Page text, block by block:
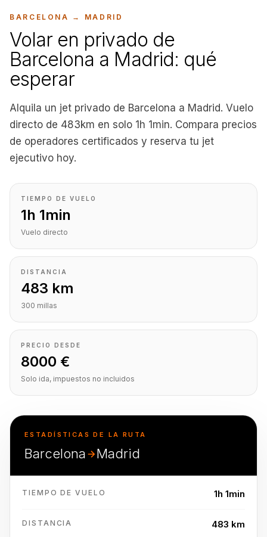
BARCELONA → MADRID
Volar en privado de
Barcelona a Madrid: qué
esperar
Alquila un jet privado de Barcelona a Madrid. Vuelo
directo de 483km en solo 1h 1min. Compara precios
de operadores certificados y reserva tu jet
ejecutivo hoy.
TIEMPO DE VUELO
1h 1min
Vuelo directo
DISTANCIA
483 km
300 millas
PRECIO DESDE
8000 €
Solo ida, impuestos no incluidos
ESTADÍSTICAS DE LA RUTA
Barcelona Madrid
TIEMPO DE VUELO 1h 1min
DISTANCIA 483 km